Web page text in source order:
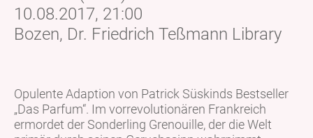
10.08.2017, 21:00
Bozen, Dr. Friedrich Teßmann Library
Opulente Adaption von Patrick Süskinds Bestseller
„Das Parfum“. Im vorrevolutionären Frankreich
ermordet der Sonderling Grenouille, der die Welt